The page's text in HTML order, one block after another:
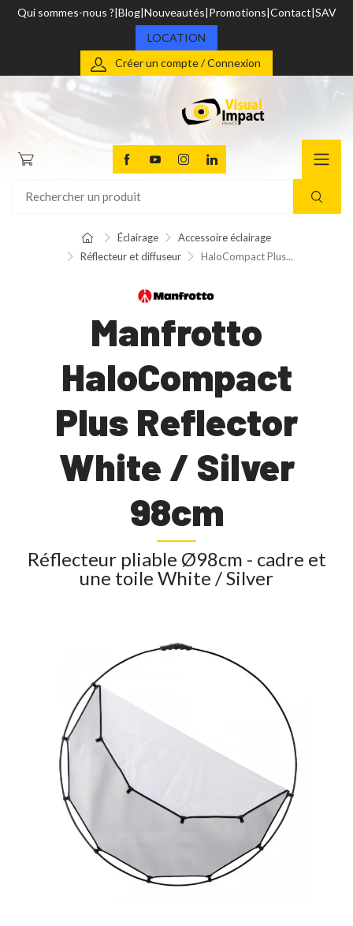
Qui sommes-nous ? Blog Nouveautés Promotions Contact SAV
LOCATION
Créer un compte / Connexion
Éclairage
Accessoire éclairage
Réflecteur et diffuseur
HaloCompact Plus...
Manfrotto
HaloCompact
Plus Reflector
White / Silver
98cm
Réflecteur pliable Ø98cm - cadre et
une toile White / Silver